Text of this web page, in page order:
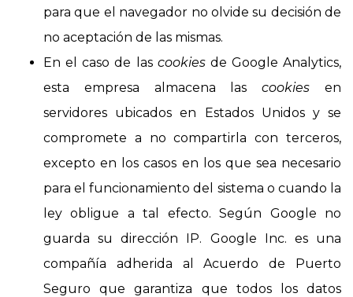
para que el navegador no olvide su decisión de
no aceptación de las mismas.
En el caso de las cookiesde Google Analytics,
esta empresa almacena lascookies en
servidores ubicados en Estados Unidos y se
compromete a no compartirla con terceros,
excepto en los casos en los que sea necesario
para el funcionamiento del sistema o cuando la
ley obligue a tal efecto. Según Google no
guarda su dirección IP. Google Inc. es una
compañía adherida al Acuerdo de Puerto
Seguro que garantiza que todos los datos